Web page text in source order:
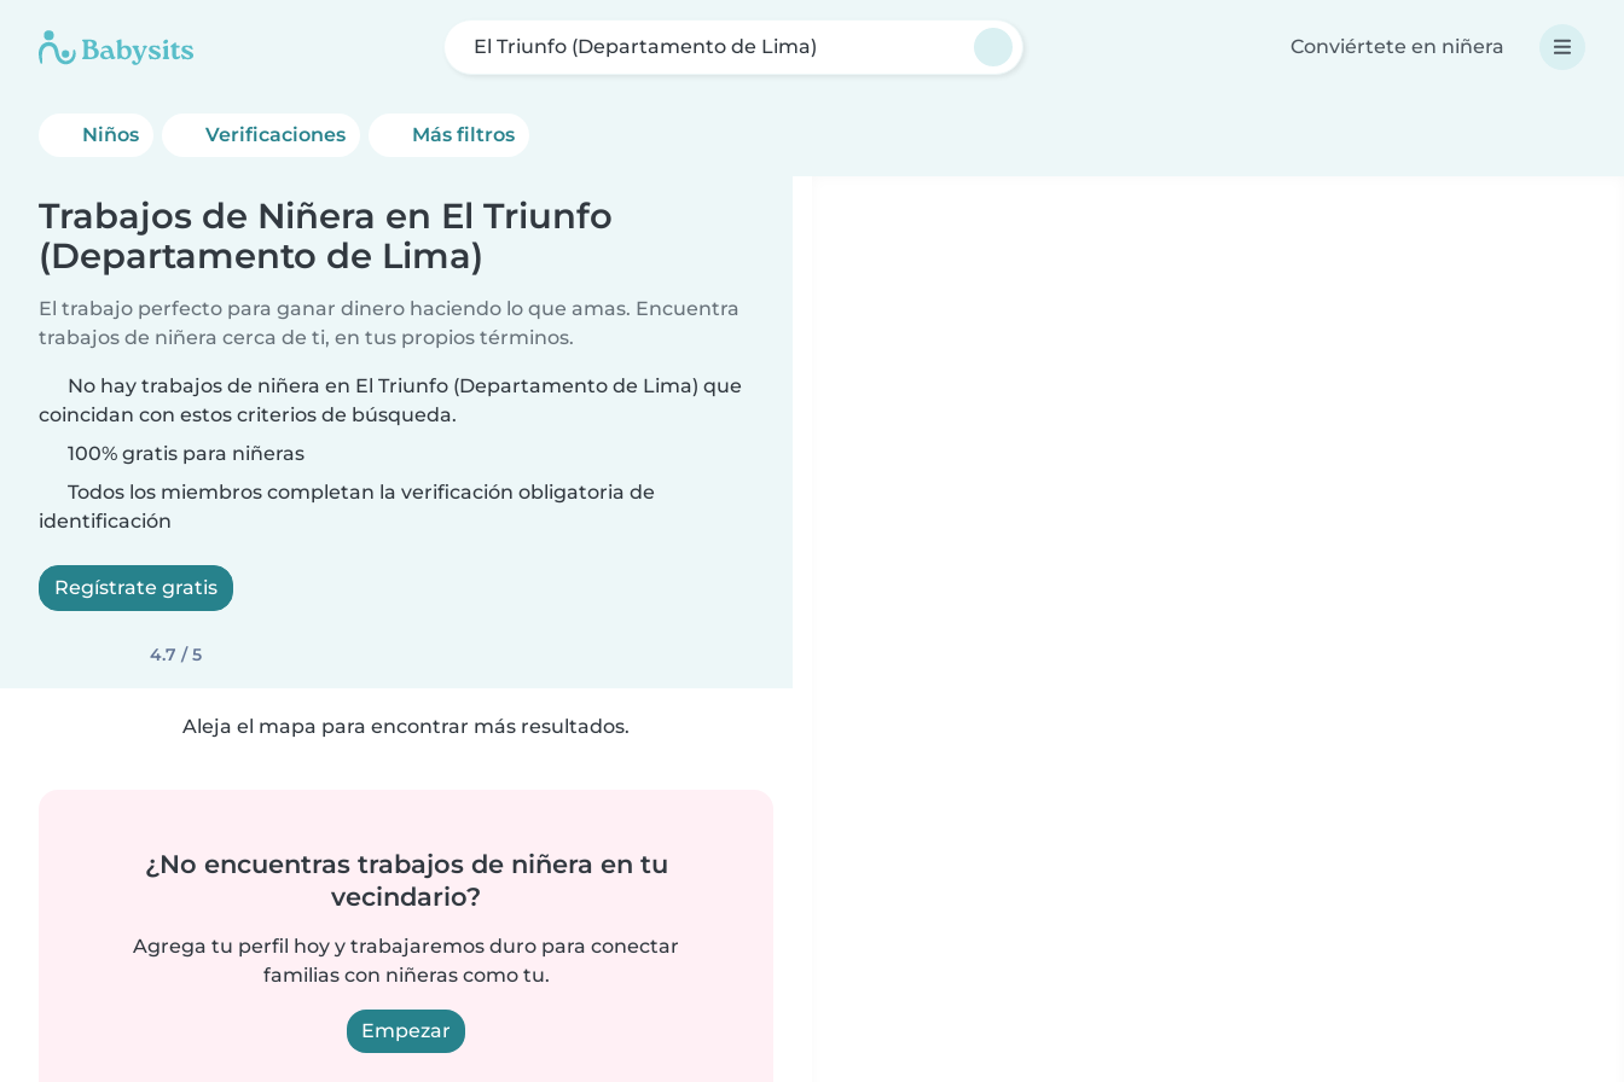
El Triunfo (Departamento de Lima) Conviértete en niñera
Niños Verificaciones Más filtros
Trabajos de Niñera en El Triunfo
(Departamento de Lima)
El trabajo perfecto para ganar dinero haciendo lo que amas. Encuentra
trabajos de niñera cerca de ti, en tus propios términos.
No hay trabajos de niñera en El Triunfo (Departamento de Lima) que
coincidan con estos criterios de búsqueda.
100% gratis para niñeras
Todos los miembros completan la verificación obligatoria de
identificación
Regístrate gratis
4.7 / 5
Aleja el mapa para encontrar más resultados.
¿No encuentras trabajos de niñera en tu
vecindario?
Agrega tu perfil hoy y trabajaremos duro para conectar
familias con niñeras como tu.
Empezar